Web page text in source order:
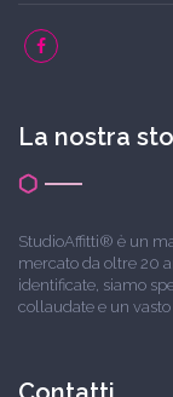
La nostra
StudioAffitti® è un
mercato da oltre 20
identificate, siamo
collaudate e un